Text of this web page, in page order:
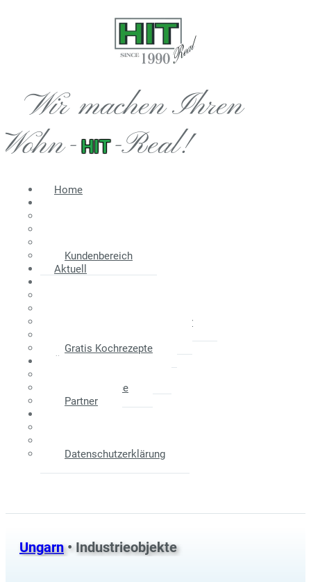
Wir machen Ihren
Wohn- HIT-Real!
Home
Kundenbereich
Aktuell
Maklerprovision - Verkäufer
Gratis Kochrezepte
Unser Service
Partner
Datenschutzerklärung
Ungarn• Industrieobjekte